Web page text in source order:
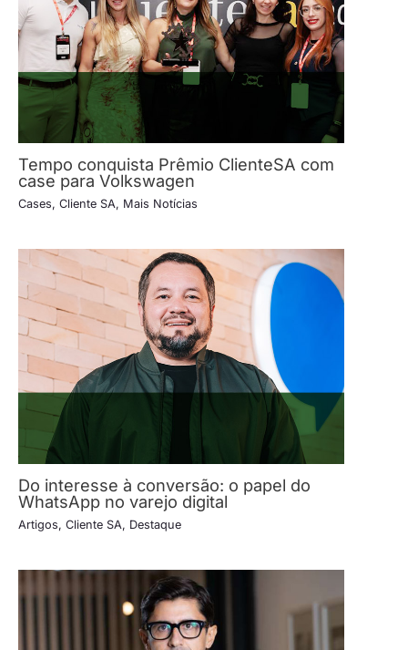
Tempo conquista Prêmio ClienteSA com
case para Volkswagen
Cases, Cliente SA, Mais Notícias
Do interesse à conversão: o papel do
WhatsApp no varejo digital
Artigos, Cliente SA, Destaque